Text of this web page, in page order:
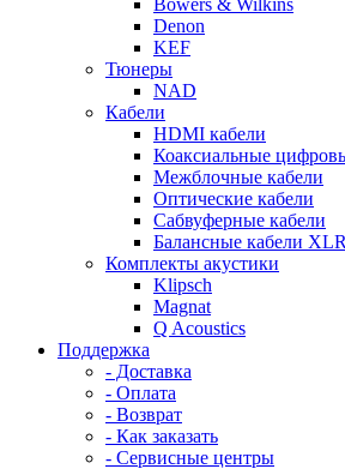
Bowers & Wilkins
Denon
KEF
Тюнеры
NAD
Кабели
HDMI кабели
Коаксиальные
Межблочные кабели
Оптические кабели
Сабвуферные кабели
Балансные кабели XLR
Комплекты акустики
Klipsch
Magnat
Q Acoustics
Поддержка
- Доставка
- Оплата
- Возврат
- Как заказать
- Сервисные центры